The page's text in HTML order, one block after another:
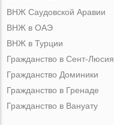
ВНЖ Саудовской Аравии
ВНЖ в ОАЭ
ВНЖ в Турции
Гражданство в Сент-Люсия
Гражданство Доминики
Гражданство в Гренаде
Гражданство в Вануату